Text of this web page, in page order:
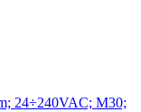
24÷240VAC; M30;